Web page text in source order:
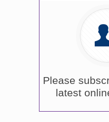
শিক্ষক নিয়োগ বিজ্ঞপ্তি -
2026 12:00 pm)
Please
latest